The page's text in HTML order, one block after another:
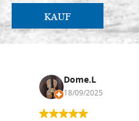
KAUF
Dome.L
18/09/2025